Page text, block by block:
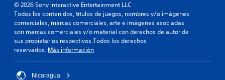
© 2026 Sony Interactive Entertainment LLC
Todos los contenidos, títulos de juegos, nombres y/o imágenes
comerciales, marcas comerciales, arte e imágenes asociadas
son marcas comerciales y/o material con derechos de autor de
sus propietarios respectivos.Todos los derechos
reservados. Más información
Nicaragua